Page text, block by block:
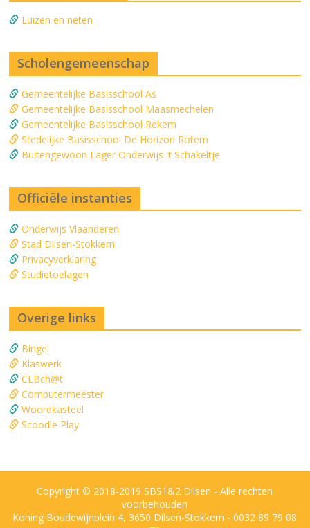
Luizen en neten
Scholengemeenschap
Gemeentelijke Basisschool As
Gemeentelijke Basisschool Maasmechelen
Gemeentelijke Basisschool Rekem
Stedelijke Basisschool De Horizon Rotem
Buitengewoon Lager Onderwijs 't Schakeltje
Officiële instanties
Onderwijs Vlaanderen
Stad Dilsen-Stokkem
Privacyverklaring
Studietoelagen
Overige links
Bingel
Klaswerk
CLBch@t
Computermeester
Woordkasteel
Scoodle Play
Copyright © 2018-2019 SBS1&2 Dilsen - Alle rechten
voorbehouden
Koning Boudewijnplein 4, 3650 Dilsen-Stokkem - 0032 89 79 08